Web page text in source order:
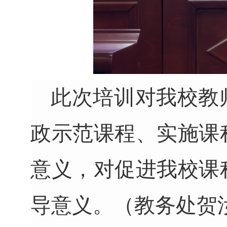
此次培训对我校
政示范课程、实施
意义，对促进我校
导意义。（教务处贺